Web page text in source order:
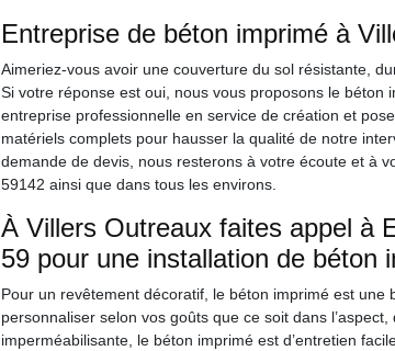
Entreprise de béton imprimé à
Aimeriez-vous avoir une couverture du sol résistante,
Si votre réponse est oui, nous vous proposons le béton
entreprise professionnelle en service de création et
matériels complets pour hausser la qualité de notre
demande de devis, nous resterons à votre écoute et à
59142 ainsi que dans tous les environs.
À Villers Outreaux faites appel à
59 pour une installation de béton
Pour un revêtement décoratif, le béton imprimé est
personnaliser selon vos goûts que ce soit dans
imperméabilisante, le béton imprimé est d’entretien